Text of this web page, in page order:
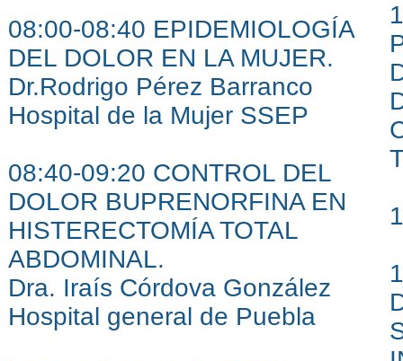
08:00-08:40 EPIDEMIOLOGÍA
DEL DOLOR EN LA MUJER.
Dr.Rodrigo Pérez Barranco
Hospital de la Mujer SSEP
08:40-09:20 CONTROL DEL
DOLOR BUPRENORFINA EN
HISTERECTOMÍA TOTAL
ABDOMINAL.
Dra. Iraís Córdova González
Hospital general de Puebla